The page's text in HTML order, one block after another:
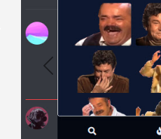
Previous